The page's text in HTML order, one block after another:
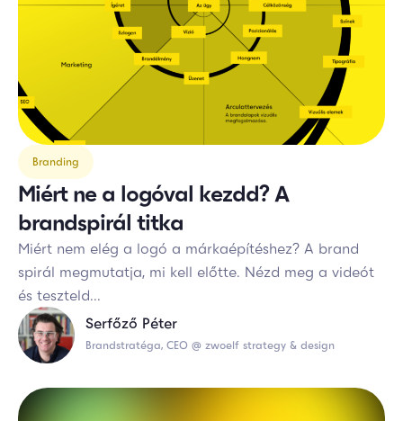
Branding
Miért ne a logóval kezdd? A
brandspirál titka
Miért nem elég a logó a márkaépítéshez? A brand
spirál megmutatja, mi kell előtte. Nézd meg a videót
és teszteld...
Serfőző Péter
Brandstratéga, CEO @ zwoelf strategy & design